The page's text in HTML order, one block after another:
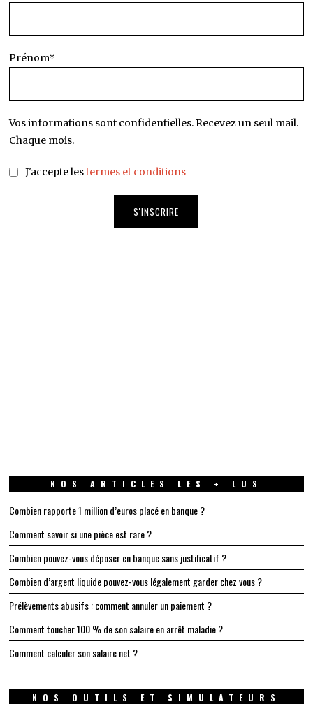
Prénom*
Vos informations sont confidentielles. Recevez un seul mail.
Chaque mois.
J'accepte lestermes et conditions
NOS ARTICLES LES + LUS
Combien rapporte 1 million d’euros placé en banque ?
Comment savoir si une pièce est rare ?
Combien pouvez-vous déposer en banque sans justificatif ?
Combien d’argent liquide pouvez-vous légalement garder chez vous ?
Prélèvements abusifs : comment annuler un paiement ?
Comment toucher 100 % de son salaire en arrêt maladie ?
Comment calculer son salaire net ?
NOS OUTILS ET SIMULATEURS